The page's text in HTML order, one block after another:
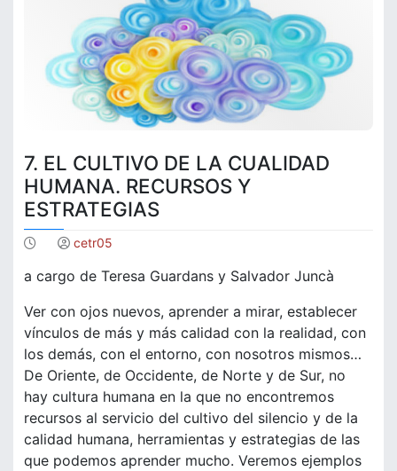
7. EL CULTIVO DE LA CUALIDAD
HUMANA. RECURSOS Y
ESTRATEGIAS
cetr05
a cargo de Teresa Guardans y Salvador Juncà
Ver con ojos nuevos, aprender a mirar, establecer
vínculos de más y más calidad con la realidad, con
los demás, con el entorno, con nosotros mismos…
De Oriente, de Occidente, de Norte y de Sur, no
hay cultura humana en la que no encontremos
recursos al servicio del cultivo del silencio y de la
calidad humana, herramientas y estrategias de las
que podemos aprender mucho. Veremos ejemplos